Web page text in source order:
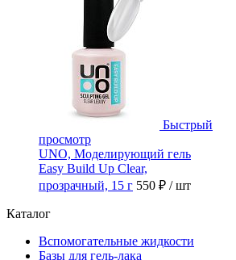
Быстрый
просмотр
UNO, Моделирующий гель
Easy Build Up Clear,
прозрачный, 15 г 550 ₽ / шт
Каталог
Вспомогательные жидкости
Базы для гель-лака